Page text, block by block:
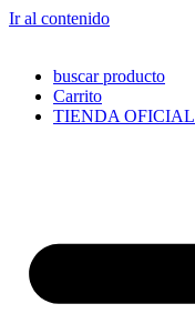
Ir al contenido
buscar producto
Carrito
TIENDA OFICIAL